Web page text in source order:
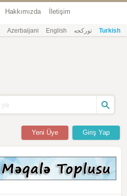
Hakkımızda İletişim
Azerbaijani English تورکجه Turkish
Giriş Yap
Yeni Üye